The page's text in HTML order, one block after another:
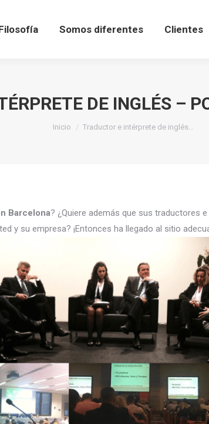
Somos diferentes Clientes
DE INGLÉS –
Estás aquí:
Inicio Traductor e intérprete de inglés…
Barcelona? ¿Quiere además que sus traductores
y su empresa? ¡Entonces ha llegado al sitio